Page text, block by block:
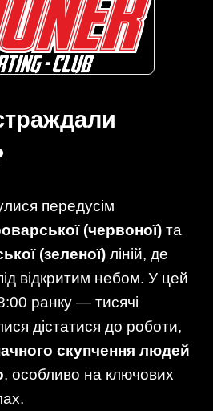
передусім
(червоної) та
(зеленої) ліній, де
відкритим небом. У цей
ранку — тисячі
дістатися до роботи,
скупчення людей
, особливо на ключових